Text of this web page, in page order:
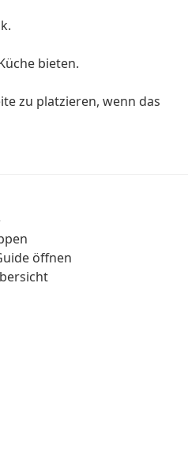
bieten.
zu platzieren, wenn das
öffnen